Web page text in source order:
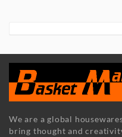
We are a global
bring thought and